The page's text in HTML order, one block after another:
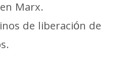
Marx.
de liberación de